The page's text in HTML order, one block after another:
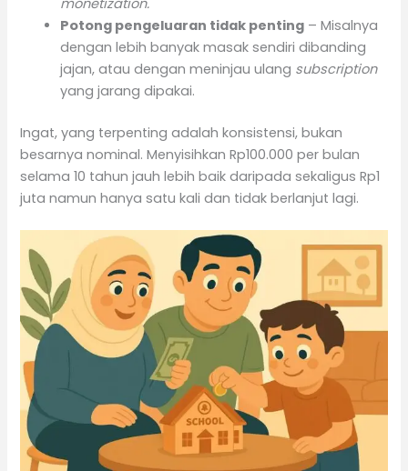
monetization.
Potong pengeluaran tidak penting – Misalnya
dengan lebih banyak masak sendiri dibanding
jajan, atau dengan meninjau ulang subscription
yang jarang dipakai.
Ingat, yang terpenting adalah konsistensi, bukan
besarnya nominal. Menyisihkan Rp100.000 per bulan
selama 10 tahun jauh lebih baik daripada sekaligus Rp1
juta namun hanya satu kali dan tidak berlanjut lagi.